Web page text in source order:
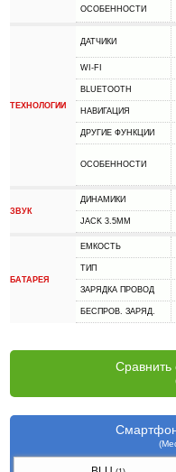
ОСОБЕННОСТИ
ТЕХНОЛОГИИ
ДАТЧИКИ
WI-FI
BLUETOOTH
НАВИГАЦИЯ
ДРУГИЕ ФУНКЦИИ
ОСОБЕННОСТИ
ЗВУК
ДИНАМИКИ
JACK 3.5MM
БАТАРЕЯ
ЕМКОСТЬ
ТИП
ЗАРЯДКА ПРОВОД
БЕСПРОВ. ЗАРЯД.
Сравнить